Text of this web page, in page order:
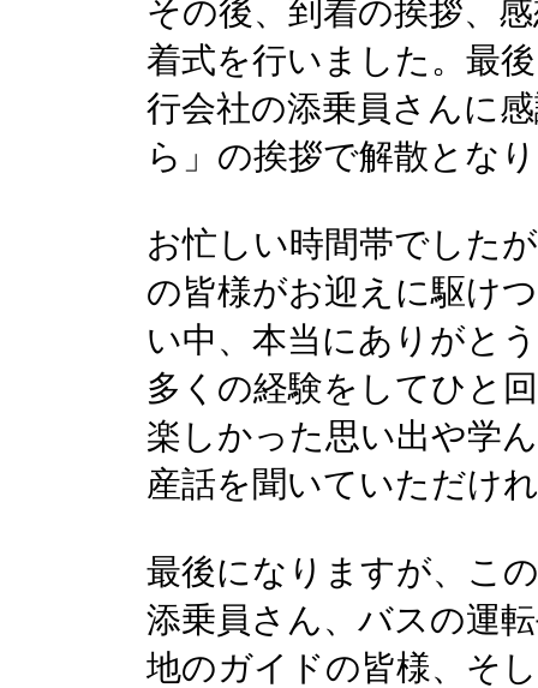
その後、到着の挨拶、
着式を行いました。最
行会社の添乗員さんに
ら」の挨拶で解散とな
お忙しい時間帯でした
の皆様がお迎えに駆け
い中、本当にありがと
多くの経験をしてひと
楽しかった思い出や学
産話を聞いていただけ
最後になりますが、こ
添乗員さん、バスの運
地のガイドの皆様、そ